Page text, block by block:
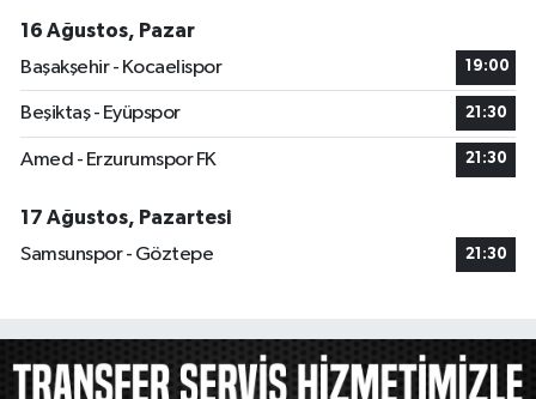
16 Ağustos, Pazar
Başakşehir - Kocaelispor
19:00
Beşiktaş - Eyüpspor 21:30
Amed - Erzurumspor FK 21:30
17 Ağustos, Pazartesi
Samsunspor - Göztepe
21:30